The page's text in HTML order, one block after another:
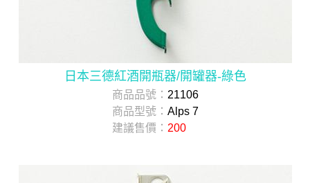
日本三德紅酒開瓶器/開罐器-綠色
商品品號： 21106
商品型號： Alps 7
建議售價： 200